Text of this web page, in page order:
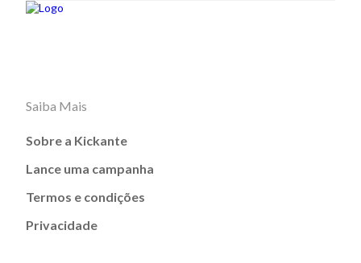
Saiba Mais
Sobre a Kickante
Lance uma campanha
Termos e condições
Privacidade